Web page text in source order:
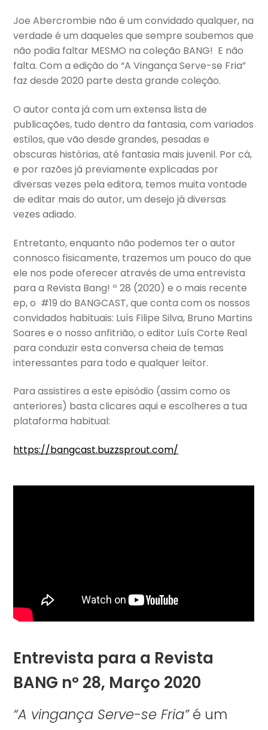
Joe Abercrombie não é um convidado qualquer, na
verdade é um daqueles que sempre soubemos que
não podia faltar MESMO na coleção BANG! E não
falta. Com a edição do “A Vingança Serve-se Fria”
faz desde 2020 parte desta grande coleção.
O autor conta já com um extensa lista de
publicações, tudo dentro da fantasia, com variados
estilos, que vão desde grandes, pesadas e
obscuras histórias, até fantasia mais juvenil. Por cá,
e por razões já previamente explicadas por
diversas vezes pela editora, temos muita vontade
de editar mais do autor, um desejo já diversas
vezes adiado.
Entretanto, enquanto não podemos ter o autor
connosco fisicamente, trazemos um pouco do que
ele nos pode oferecer através de uma entrevista
para a Revista Bang! º 28 (2020) e o mais recente
ep, o #19 do BANGCAST, que conta com os nossos
convidados habituais: Luís Filipe Silva, Bruno Martins
Soares e o nosso anfitrião, o editor Luís Corte Real
para conduzir esta conversa cheia de temas
interessantes para todo e qualquer leitor.
Para assistires a este episódio (assim como os
anteriores) basta clicares aqui e escolheres a tua
plataforma habitual:
https://bangcast.buzzsprout.com/
Entrevista para a Revista
BANG nº 28, Março 2020
“A vingança Serve-se Fria”é um